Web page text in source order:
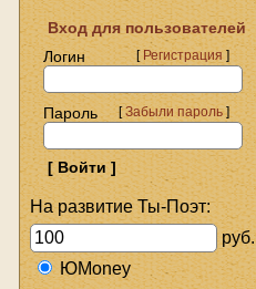
Вход для пользователей
Логин
[Регистрация]
Пароль [Забыли пароль]
На развитие Ты-Поэт:
руб.
ЮMoney